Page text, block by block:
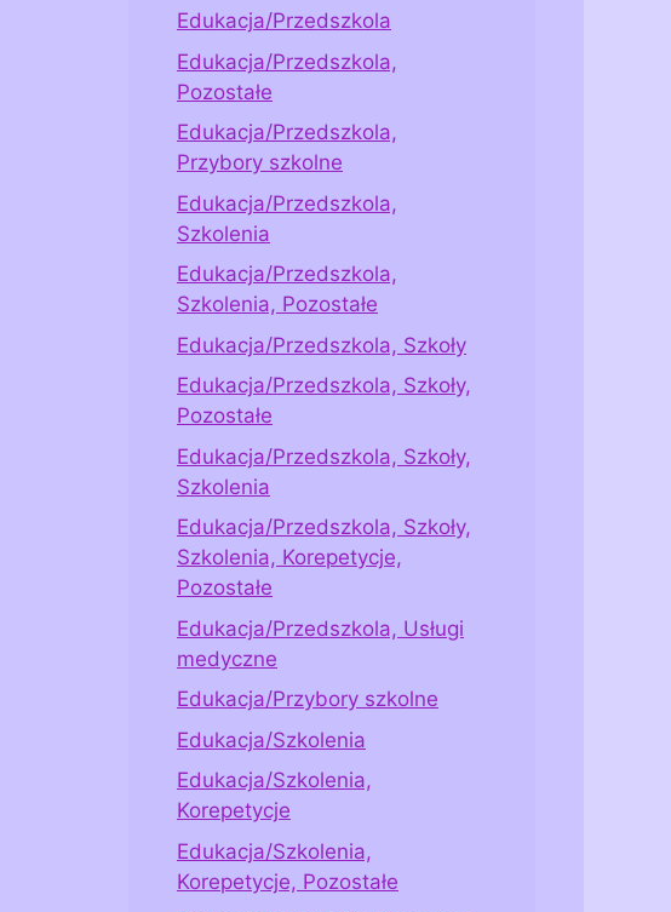
Edukacja/Przedszkola
Edukacja/Przedszkola,
Pozostałe
Edukacja/Przedszkola,
Przybory szkolne
Edukacja/Przedszkola,
Szkolenia
Edukacja/Przedszkola,
Szkolenia, Pozostałe
Edukacja/Przedszkola, Szkoły
Edukacja/Przedszkola, Szkoły,
Pozostałe
Edukacja/Przedszkola, Szkoły,
Szkolenia
Edukacja/Przedszkola, Szkoły,
Szkolenia, Korepetycje,
Pozostałe
Edukacja/Przedszkola, Usługi
medyczne
Edukacja/Przybory szkolne
Edukacja/Szkolenia
Edukacja/Szkolenia,
Korepetycje
Edukacja/Szkolenia,
Korepetycje, Pozostałe